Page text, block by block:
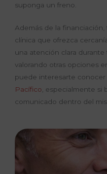
suponga un freno.
Además de la
clínica que ofrezca
una atención clara
valorando otras opciones
puede interesarte conocer
Pacífico, especialmente si
comunicado dentro del